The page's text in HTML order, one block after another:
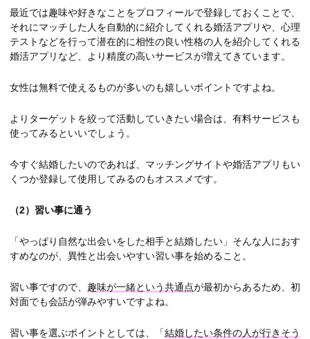
最近では趣味や好きなことをプロフィールで登録しておくことで、
それにマッチした人を自動的に紹介してくれる婚活アプリや、心理
テストなどを行って潜在的に相性の良い性格の人を紹介してくれる
婚活アプリなど、より精度の高いサービスが増えてきています。
女性は無料で使えるものが多いのも嬉しいポイントですよね。
よりターゲットを絞って活動していきたい場合は、有料サービスも
使ってみるといいでしょう。
今すぐ結婚したいのであれば、マッチングサイトや婚活アプリもい
くつか登録して使用してみるのもオススメです。
（2） 習い事に通う
「やっぱり自然な出会いをした相手と結婚したい」そんな人におす
すめなのが、異性と出会いやすい習い事を始めること。
習い事ですので、 趣味が一緒という共通点が最初からあるため、初
対面でも会話が弾みやすいですよね。
習い事を選ぶポイントとしては、「結婚したい条件の人が行きそう